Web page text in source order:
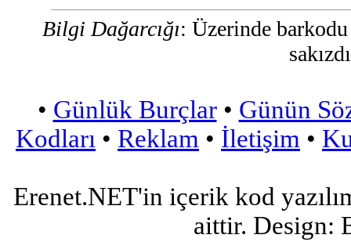
Bilgi Dağarcığı: Üzerinde
• Günlük Burçlar• Günün
Kodları • Reklam • İletişim •
Erenet.NET'in içerik kod
aittir. Design: